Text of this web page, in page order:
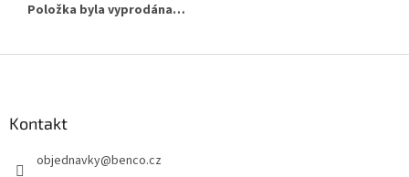
Položka byla vyprodána…
Kontakt
objednavky@benco.cz